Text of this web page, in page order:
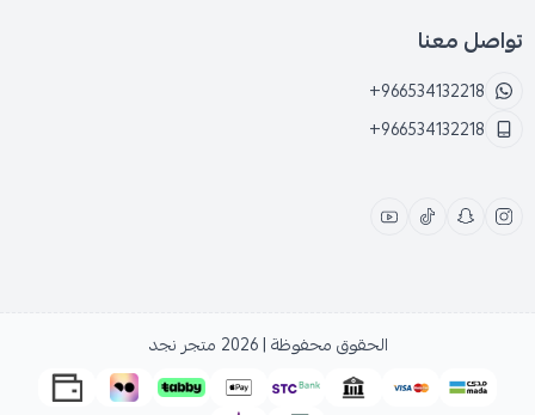
تواصل معنا
+966534132218
+966534132218
الحقوق محفوظة | 2026 متجر نجد